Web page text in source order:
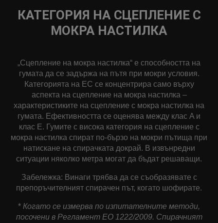
КАТЕГОРИЯ НА СЦЕПЛЕНИЕ С
МОКРА НАСТИЛКА
„Сцепление на мокра настилка“ е способността на
гумата да се задържа на пътя при мокри условия.
Категорията на ЕС се концентрира само върху
аспекта на сцепление на мокра настилка –
характеристиките на сцепление с мокра настилка на
гумата. Ефективността се оценява между клас A и
клас Е. Гумите с висока категория на сцепление с
мокра настилка спират по-бързо на мокри пътища при
натискане на спирачката докрай. В извънредни
ситуации няколко метра могат да бъдат решаващи.
Забележка: Винаги трябва да се съобразявате с
препоръчителният спирачен път, когато шофирате.
* Когато се измерва по изпитателните методи,
посочени в Регламент ЕО 1222/2009. Спирачният